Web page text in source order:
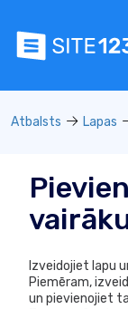
Atbalsts Lapas
Izveidojiet lapu
Piemēram,
un pievienojiet